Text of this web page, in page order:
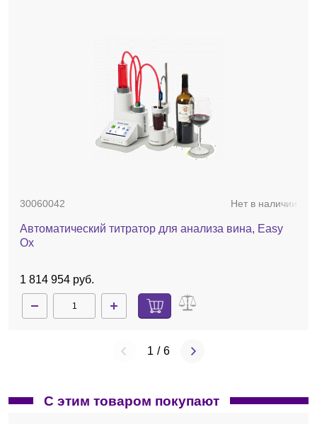
30060042 Нет в наличии
Автоматический титратор для анализа вина, Easy
Ox
1 814 954 руб.
1 / 6
С этим товаром покупают